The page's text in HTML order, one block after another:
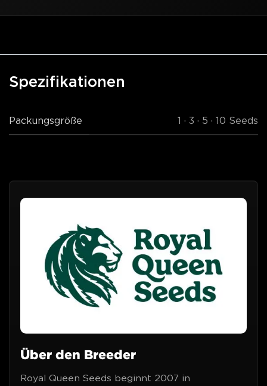
Spezifikationen
Packungsgröße 1 · 3 · 5 · 10 Seeds
Über den Breeder
Royal Queen Seeds beginnt 2007 in